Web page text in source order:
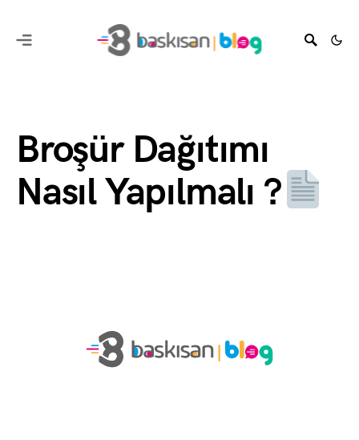
Broşür Dağıtımı
Nasıl Yapılmalı ?